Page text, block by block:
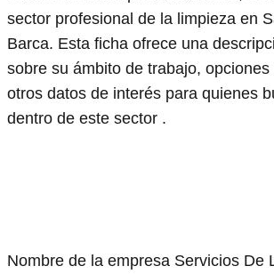
sector profesional de la limpieza en
Barca. Esta ficha ofrece una
sobre su ámbito de trabajo,
otros datos de interés para quienes
dentro de este sector .
Nombre de la empresa Servicios De